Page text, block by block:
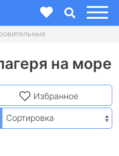
на море
Избранное